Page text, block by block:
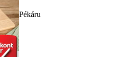
Pékáru